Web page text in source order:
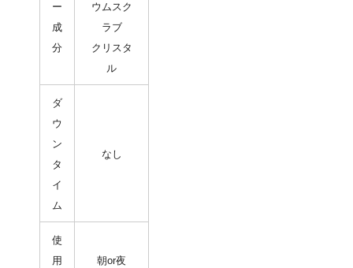
ー
成
分
ウムスク
ラブ
クリスタ
ル
ダ
ウ
ン
タ
イ
ム
なし
使
用
朝or夜